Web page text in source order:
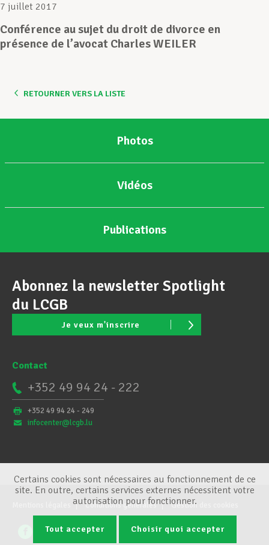
Assistance en vie privée
7 juillet 2017
Conférence au sujet du droit de divorce en
présence de l’avocat Charles WEILER
RETOURNER VERS LA LISTE
Photos
Vidéos
Publications
Abonnez la newsletter Spotlight
du LCGB
Je veux m'inscrire
Contact
+352 49 94 24 - 222
+352 49 94 24 - 249
infocenter@lcgb.lu
Conditions générales Gestion des cookies
Certains cookies sont nécessaires au fonctionnement de ce
site. En outre, certains services externes nécessitent votre
autorisation pour fonctionner.
Tout accepter Choisir quoi accepter